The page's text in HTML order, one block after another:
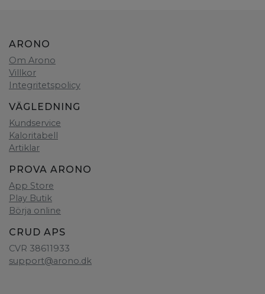
ARONO
Om Arono
Villkor
Integritetspolicy
VÄGLEDNING
Kundservice
Kaloritabell
Artiklar
PROVA ARONO
App Store
Play Butik
Börja online
CRUD APS
CVR 38611933
support@arono.dk